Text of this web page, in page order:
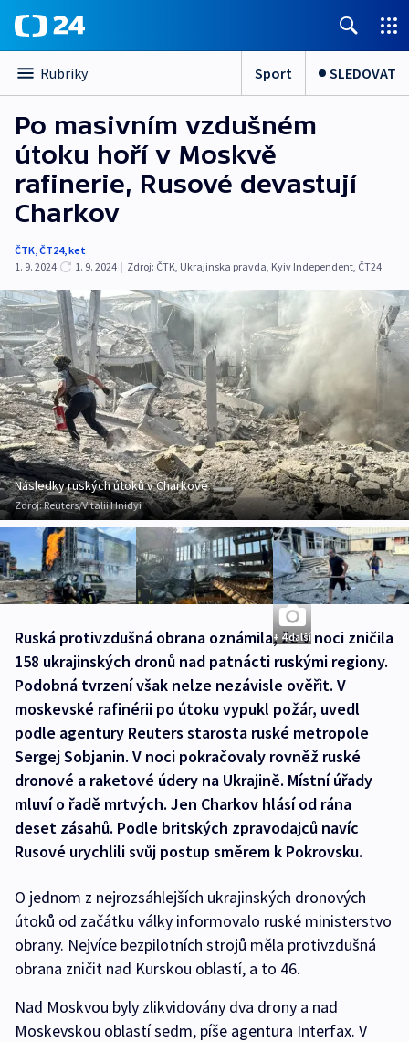
Rubriky Sport SLEDOVAT
Po masivním vzdušném
útoku hoří v Moskvě
rafinerie, Rusové devastují
Charkov
ČTK,ČT24,ket
1. 9. 2024
1. 9. 2024 | Zdroj: ČTK, Ukrajinska pravda, Kyiv Independent, ČT24
Následky ruských útoků v Charkově
Zdroj:Reuters/Vitalii Hnidyi
+ 4 další
Ruská protivzdušná obrana oznámila, že v noci zničila
158 ukrajinských dronů nad patnácti ruskými regiony.
Podobná tvrzení však nelze nezávisle ověřit. V
moskevské rafinérii po útoku vypukl požár, uvedl
podle agentury Reuters starosta ruské metropole
Sergej Sobjanin. V noci pokračovaly rovněž ruské
dronové a raketové údery na Ukrajině. Místní úřady
mluví o řadě mrtvých. Jen Charkov hlásí od rána
deset zásahů. Podle britských zpravodajců navíc
Rusové urychlili svůj postup směrem k Pokrovsku.
O jednom z nejrozsáhlejších ukrajinských dronových
útoků od začátku války informovalo ruské ministerstvo
obrany. Nejvíce bezpilotních strojů měla protivzdušná
obrana zničit nad Kurskou oblastí, a to 46.
Nad Moskvou byly zlikvidovány dva drony a nad
Moskevskou oblastí sedm, píše agentura Interfax. V